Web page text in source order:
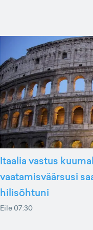
Itaalia vastus
vaatamisväärsusi
hilisõhtuni
Eile 07:30